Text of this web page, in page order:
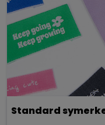
Standard